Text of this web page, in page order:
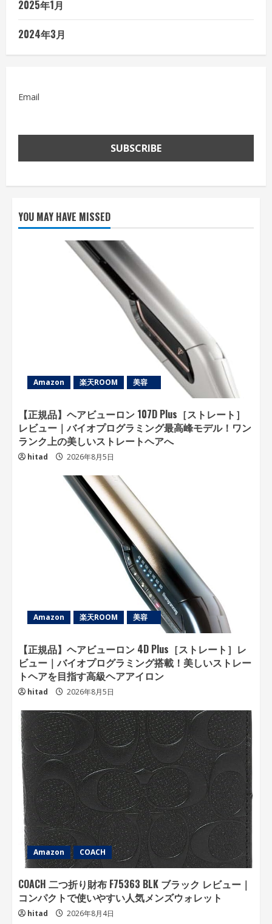
査
込
2025年1月
2024年3月
Email
YOU MAY HAVE MISSED
Amazon 楽天ROOM 美容
【正規品】ヘアビューロン 107D Plus［ストレート］
レビュー｜バイオプログラミング最高峰モデル！ワン
ランク上の美しいストレートヘアへ
hitad 2026年8月5日
Amazon 楽天ROOM 美容
【正規品】ヘアビューロン 4D Plus［ストレート］レ
ビュー｜バイオプログラミング搭載！美しいストレー
トヘアを目指す高級ヘアアイロン
hitad 2026年8月5日
Amazon COACH
COACH 二つ折り財布 F75363 BLK ブラック レビュー｜
コンパクトで使いやすい人気メンズウォレット
hitad 2026年8月4日